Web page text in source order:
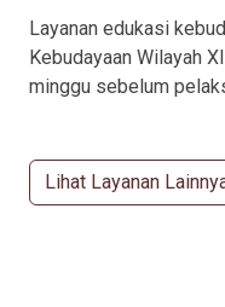
Layanan edukasi
Kebudayaan Wilayah
minggu sebelum
Lihat Layanan